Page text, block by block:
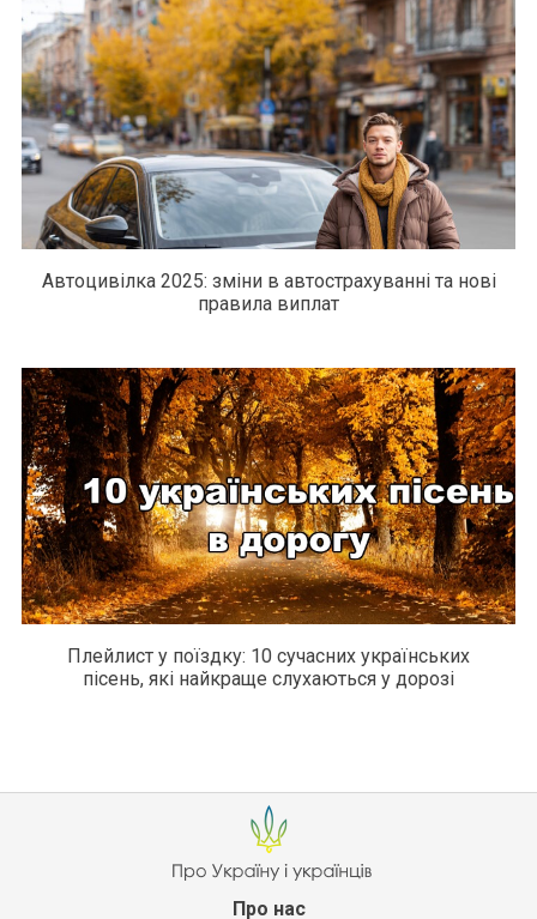
Автоцивілка 2025: зміни в автострахуванні та нові
правила виплат
Плейлист у поїздку: 10 сучасних українських
пісень, які найкраще слухаються у дорозі
Про нас